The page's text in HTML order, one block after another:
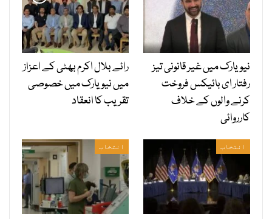
نیویارک میں غیر قانونی تیز
رفتار ای بائیکس فروخت
کرنے والوں کے خلاف
کارروائی
رائے بلال اکرم بھٹی کے اعزاز
میں نیویارک میں خصوصی
تقریب کا انعقاد
انتخاب انتخاب